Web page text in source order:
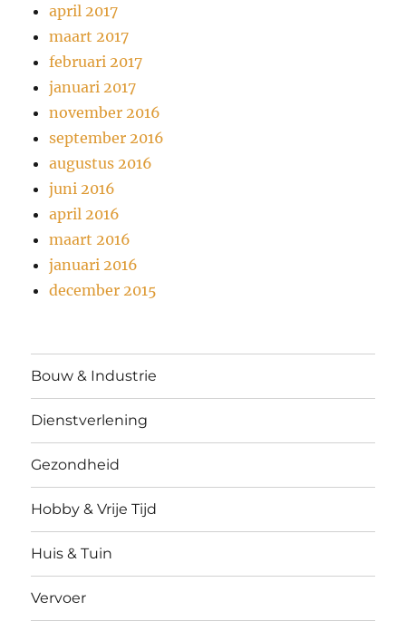
april 2017
maart 2017
februari 2017
januari 2017
november 2016
september 2016
augustus 2016
juni 2016
april 2016
maart 2016
januari 2016
december 2015
Bouw & Industrie
Dienstverlening
Gezondheid
Hobby & Vrije Tijd
Huis & Tuin
Vervoer